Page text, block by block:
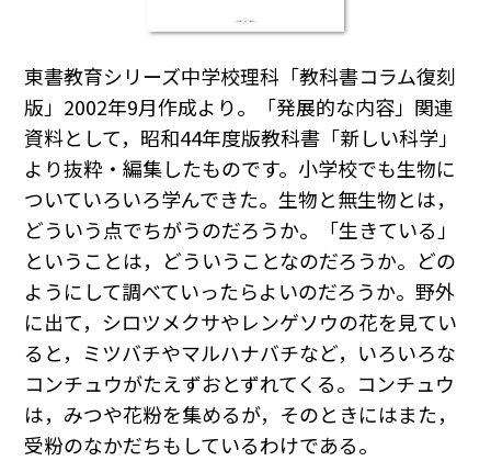
東書教育シリーズ中学校理科「教科書コラム復刻
版」2002年9月作成より。「発展的な内容」関連
資料として，昭和44年度版教科書「新しい科学」
より抜粋・編集したものです。小学校でも生物に
ついていろいろ学んできた。生物と無生物とは，
どういう点でちがうのだろうか。「生きている」
ということは，どういうことなのだろうか。どの
ようにして調べていったらよいのだろうか。野外
に出て，シロツメクサやレンゲソウの花を見てい
ると，ミツバチやマルハナバチなど，いろいろな
コンチュウがたえずおとずれてくる。コンチュウ
は，みつや花粉を集めるが，そのときにはまた，
受粉のなかだちもしているわけである。